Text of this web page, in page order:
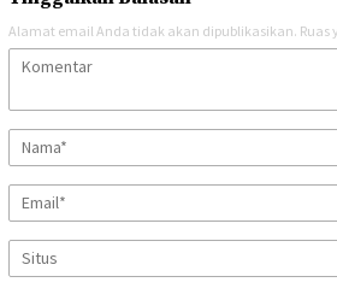
Alamat email Anda tidak akan dipublikasikan. Ruas